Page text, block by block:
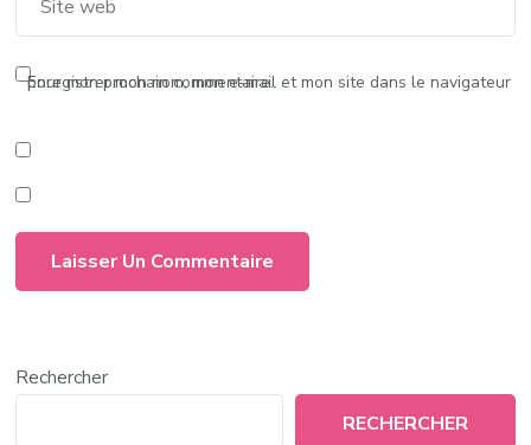
Enregistrer mon nom, mon e-mail et mon site dans le navigateur pour mon prochain commentaire.
Rechercher
RECHERCHER